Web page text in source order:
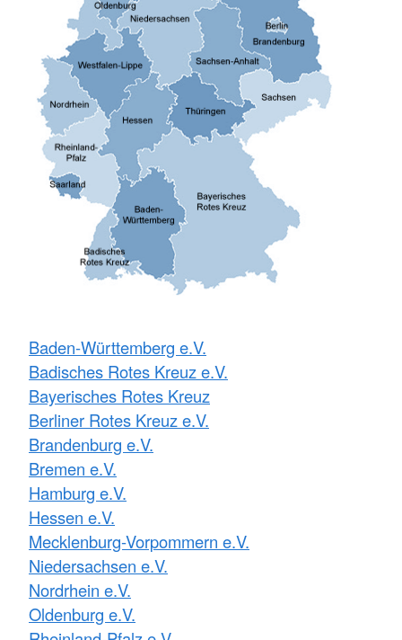
Baden-Württemberg e.V.
Badisches Rotes Kreuz e.V.
Bayerisches Rotes Kreuz
Berliner Rotes Kreuz e.V.
Brandenburg e.V.
Bremen e.V.
Hamburg e.V.
Hessen e.V.
Mecklenburg-Vorpommern e.V.
Niedersachsen e.V.
Nordrhein e.V.
Oldenburg e.V.